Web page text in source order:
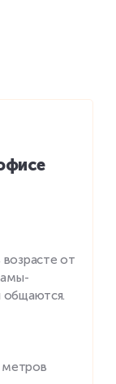
возрасте от
общаются.
метров